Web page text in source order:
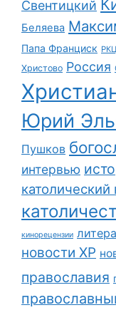
Свентицкий
Беляева
Папа Франциск
Христово Россия
Юрий
Пушков
интервью
католический
кинорецензии
новости ХР
православия